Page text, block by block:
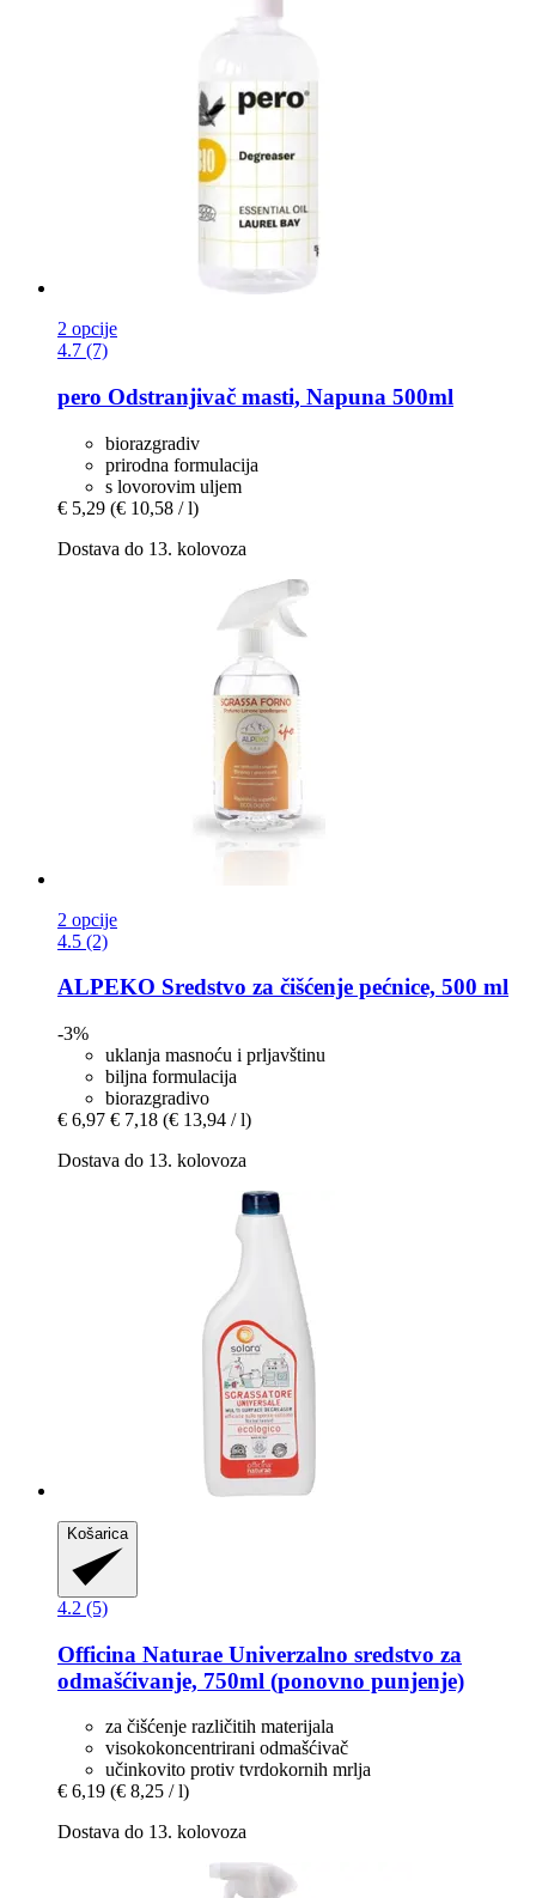
2 opcije
4.7 (7)
pero Odstranjivač masti, Napuna 500ml
biorazgradiv
prirodna formulacija
s lovorovim uljem
€ 5,29 (€ 10,58 / l)
Dostava do 13. kolovoza
2 opcije
4.5 (2)
ALPEKO Sredstvo za čišćenje pećnice, 500 ml
-3%
uklanja masnoću i prljavštinu
biljna formulacija
biorazgradivo
€ 6,97 € 7,18 (€ 13,94 / l)
Dostava do 13. kolovoza
Košarica
4.2 (5)
Officina Naturae Univerzalno sredstvo za
odmašćivanje, 750ml (ponovno punjenje)
za čišćenje različitih materijala
visokokoncentrirani odmašćivač
učinkovito protiv tvrdokornih mrlja
€ 6,19 (€ 8,25 / l)
Dostava do 13. kolovoza